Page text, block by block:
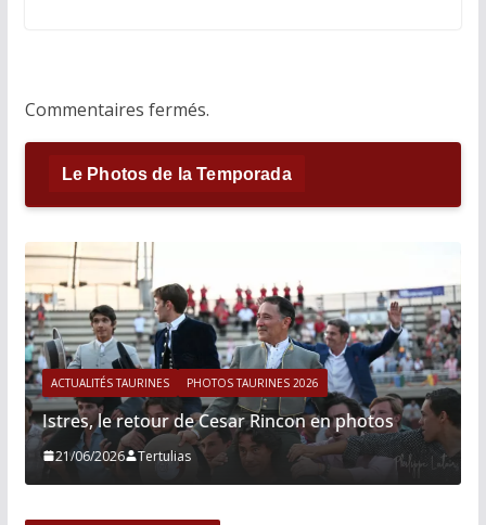
Commentaires fermés.
Le Photos de la Temporada
ACTUALITÉS TAURINES PHOTOS TAURINES 2026
Istres, le retour de Cesar Rincon en photos
21/06/2026 Tertulias